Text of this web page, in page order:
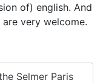
of) english. And
very welcome.
Selmer Paris